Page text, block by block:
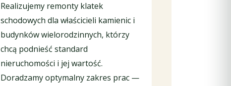
Realizujemy remonty klatek
schodowych dla właścicieli kamienic i
budynków wielorodzinnych, którzy
chcą podnieść standard
nieruchomości i jej wartość.
Doradzamy optymalny zakres prac —